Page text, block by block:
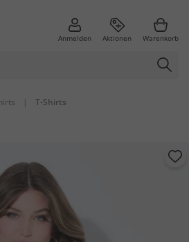
Anmelden Aktionen Warenkorb
| T-Shirts